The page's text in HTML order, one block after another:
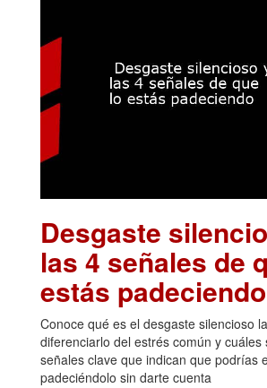
Desgaste
las 4 señales de
estás padeciendo
Conoce qué es el desgaste silencioso
diferenciarlo del estrés común y cuáles
señales clave que indican que podrías
padeciéndolo sin darte cuenta